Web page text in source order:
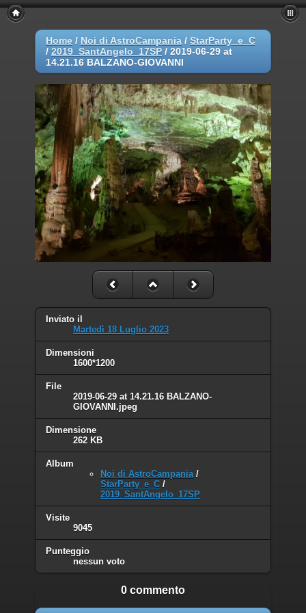
Home / Noi di AstroCampania / StarParty_e_C
/ 2019_SantAngelo_17SP / 2019-06-29 at
14.21.16 BALZANO-GIOVANNI
Inviato il
Martedì 18 Luglio 2023
Dimensioni
1600*1200
File
2019-06-29 at 14.21.16 BALZANO-
GIOVANNI.jpeg
Dimensione
262 KB
Album
Noi di AstroCampania/
StarParty_e_C /
2019_SantAngelo_17SP
Visite
9045
Punteggio
nessun voto
0 commento